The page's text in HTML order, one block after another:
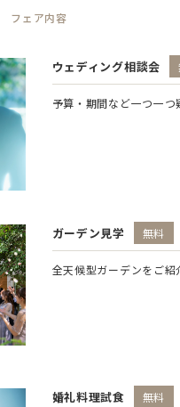
フェア内容
ウェディング相談会
予算・期間など一つ一
ガーデン見学 無料
全天候型ガーデンをご紹
婚礼料理試食 無料